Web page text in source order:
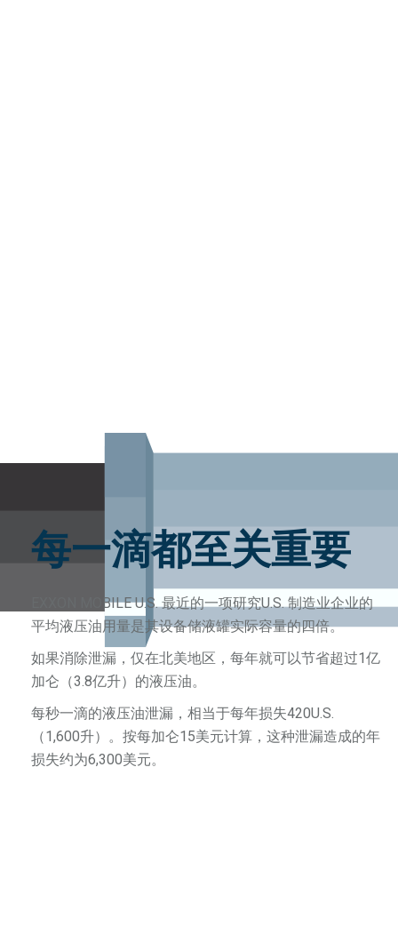
每一滴都至关重要
EXXON MOBILE U.S. 最近的一项研究U.S. 制造业企业的
平均液压油用量是其设备储液罐实际容量的四倍。
如果消除泄漏，仅在北美地区，每年就可以节省超过1亿
加仑（3.8亿升）的液压油。
每秒一滴的液压油泄漏，相当于每年损失420U.S.
（1,600升）。按每加仑15美元计算，这种泄漏造成的年
损失约为6,300美元。